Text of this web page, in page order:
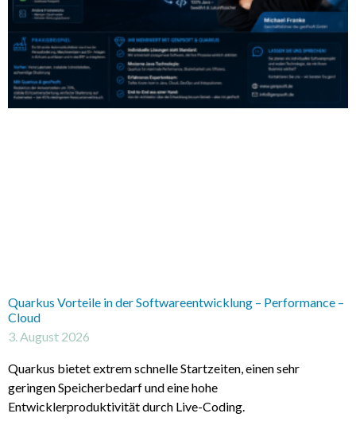
Quarkus Vorteile in der Softwareentwicklung – Performance –
Cloud
3. August 2026
Quarkus bietet extrem schnelle Startzeiten, einen sehr
geringen Speicherbedarf und eine hohe
Entwicklerproduktivität durch Live-Coding.